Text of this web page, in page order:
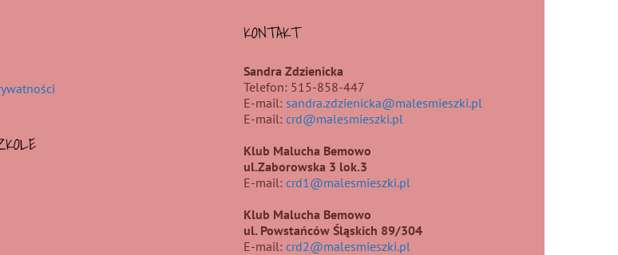
KONTAKT
Sandra Zdzienicka
Telefon: 515-858-447
E-mail:sandra.zdzienicka@malesmieszki.pl
E-mail:crd@malesmieszki.pl
Klub Malucha Bemowo
ul.Zaborowska 3 lok.3
E-mail:crd1@malesmieszki.pl
Klub Malucha Bemowo
ul. Powstańców Śląskich 89/304
E-mail:crd2@malesmieszki.pl